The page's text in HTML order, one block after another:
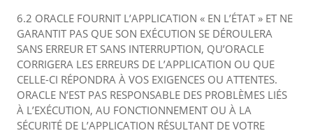
6.2 ORACLE FOURNIT L’APPLICATION « EN L’ÉTAT » ET NE
GARANTIT PAS QUE SON EXÉCUTION SE DÉROULERA
SANS ERREUR ET SANS INTERRUPTION, QU’ORACLE
CORRIGERA LES ERREURS DE L’APPLICATION OU QUE
CELLE-CI RÉPONDRA À VOS EXIGENCES OU ATTENTES.
ORACLE N’EST PAS RESPONSABLE DES PROBLÈMES LIÉS
À L’EXÉCUTION, AU FONCTIONNEMENT OU À LA
SÉCURITÉ DE L’APPLICATION RÉSULTANT DE VOTRE